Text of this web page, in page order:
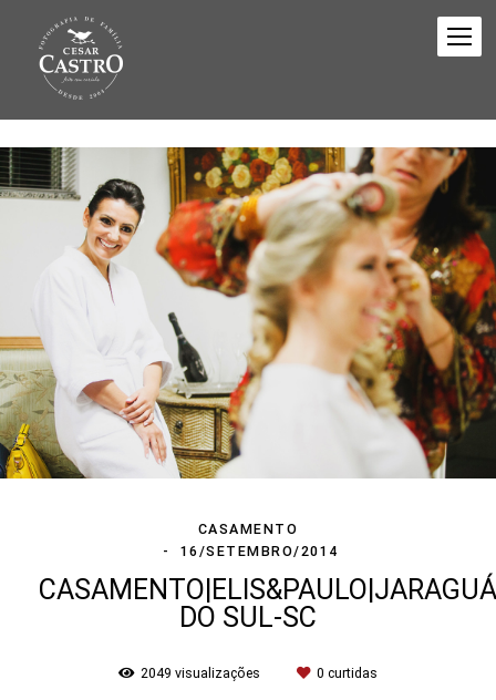
CASAMENTO
16/SETEMBRO/2014
CASAMENTO|ELIS&PAULO|JARAGUÁ
DO SUL-SC
2049 visualizações 0 curtidas